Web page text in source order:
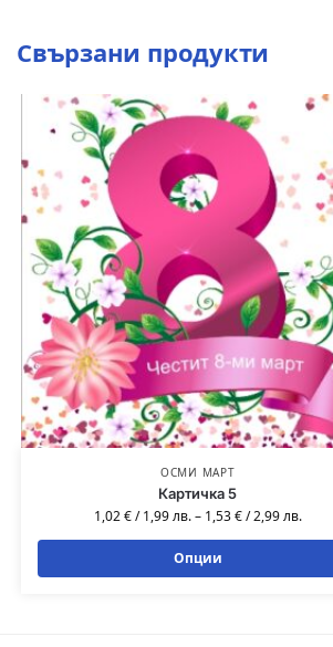
Свързани продукти
ОСМИ МАРТ
Картичка 5
1,02€/1,99лв.– 1,53€/2,99лв.
Опции